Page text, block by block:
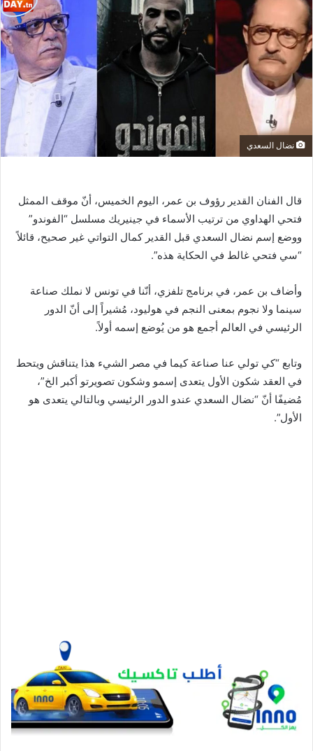
نضال السعدي
قال الفنان القدير رؤوف بن عمر، اليوم الخميس، أنّ موقف الممثل
فتحي الهداوي من ترتيب الأسماء في جينيريك مسلسل “الفوندو”
ووضع إسم نضال السعدي قبل القدير كمال التواتي غير صحيح، قائلاً
“سي فتحي غالط في الحكاية هذه”.
وأضاف بن عمر، في برنامج تلفزي، أنّنا في تونس لا نملك صناعة
سينما ولا نجوم بمعنى النجم في هوليود، مُشيراً إلى أنّ الدور
الرئيسي في العالم أجمع هو من يُوضع إسمه أولاً.
وتابع “كي تولي عنا صناعة كيما في مصر الشيء هذا يتناقش ويتحط
في العقد شكون الأول يتعدى إسمو وشكون تصويرتو أكبر الخ”،
مُضيفًا أنّ “نضال السعدي عندو الدور الرئيسي وبالتالي يتعدى هو
الأول”.